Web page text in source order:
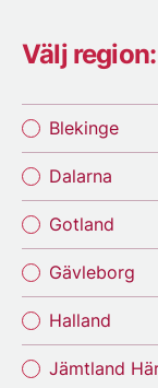
Välj region:
Blekinge
Dalarna
Gotland
Gävleborg
Halland
Jämtland